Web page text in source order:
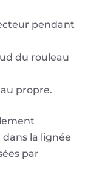
pendant
du rouleau
propre.
la lignée
par